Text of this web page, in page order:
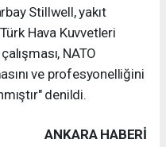
Stillwell, yakıt
Hava Kuvvetleri
NATO
ve profesyonelliğini
denildi.
ANKARA HABERİ